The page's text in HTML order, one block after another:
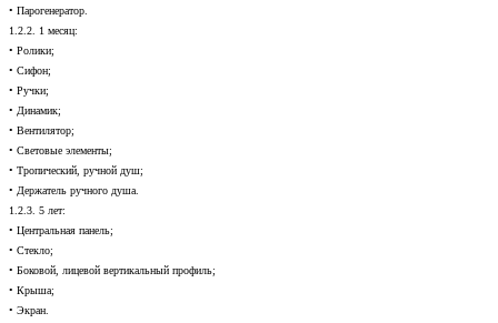
• Парогенератор.
1.2.2. 1 месяц:
• Ролики;
• Сифон;
• Ручки;
• Динамик;
• Вентилятор;
• Световые элементы;
• Тропический, ручной душ;
• Держатель ручного душа.
1.2.3. 5 лет:
• Центральная панель;
• Стекло;
• Боковой, лицевой вертикальный профиль;
• Крыша;
• Экран.